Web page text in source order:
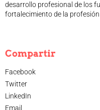
Calendario
Archivo de formación
Eventos COORM
MURCIA OPTOM MEETING 2025
EL COORM EN EL OPTOM 2024
desarrollo profesional de los
fortalecimiento de la profesión
Compartir
Facebook
Twitter
LinkedIn
Email